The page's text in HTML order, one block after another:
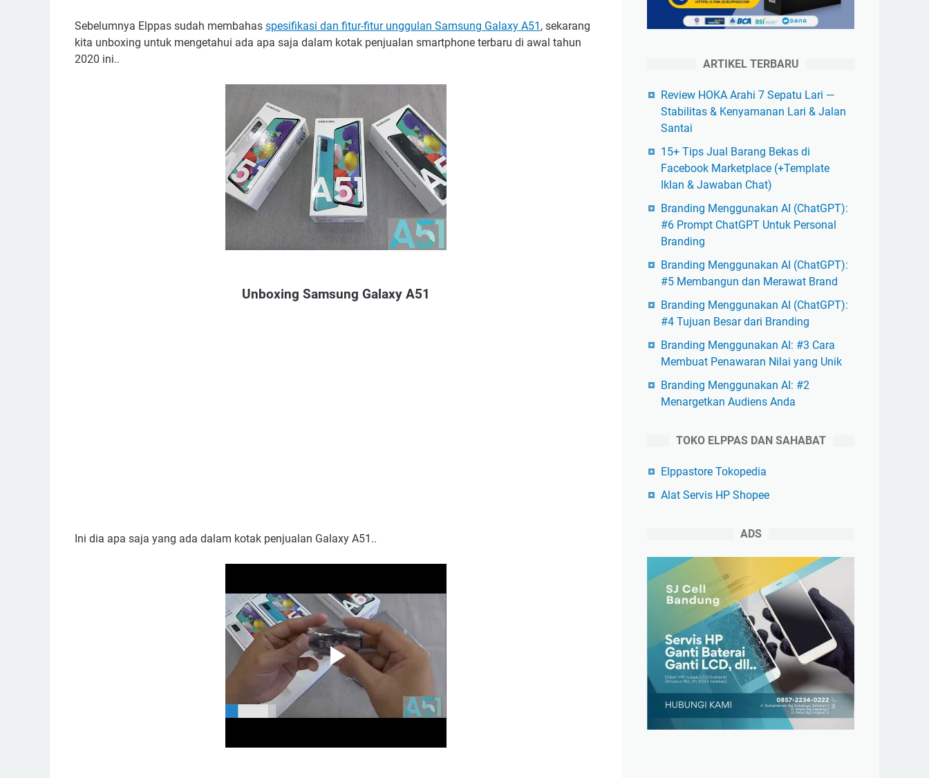
Sebelumnya Elppas sudah membahas spesifikasi dan fitur-fitur unggulan Samsung Galaxy A51 , sekarang
kita unboxing untuk mengetahui ada apa saja dalam kotak penjualan smartphone terbaru di awal tahun
2020 ini..
Unboxing Samsung Galaxy A51
Ini dia apa saja yang ada dalam kotak penjualan Galaxy A51..
ARTIKEL TERBARU
Review HOKA Arahi 7 Sepatu Lari —
Stabilitas & Kenyamanan Lari & Jalan
Santai
15+ Tips Jual Barang Bekas di
Facebook Marketplace (+Template
Iklan & Jawaban Chat)
Branding Menggunakan AI (ChatGPT):
#6 Prompt ChatGPT Untuk Personal
Branding
Branding Menggunakan AI (ChatGPT):
#5 Membangun dan Merawat Brand
Branding Menggunakan AI (ChatGPT):
#4 Tujuan Besar dari Branding
Branding Menggunakan AI: #3 Cara
Membuat Penawaran Nilai yang Unik
Branding Menggunakan AI: #2
Menargetkan Audiens Anda
TOKO ELPPAS DAN SAHABAT
Elppastore Tokopedia
Alat Servis HP Shopee
ADS